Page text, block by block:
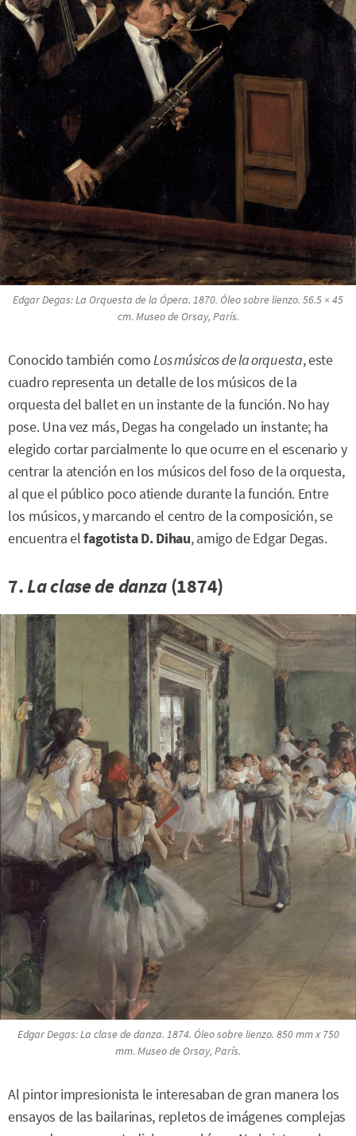
Edgar Degas:La Orquesta de la Ópera. 1870. Óleo sobre lienzo. 56.5 × 45
cm. Museo de Orsay, París.
Conocido también comoLos músicos de la orquesta, este
cuadro representa un detalle de los músicos de la
orquesta del ballet en un instante de la función. No hay
pose. Una vez más, Degas ha congelado un instante; ha
elegido cortar parcialmente lo que ocurre en el escenario y
centrar la atención en los músicos del foso de la orquesta,
al que el público poco atiende durante la función. Entre
los músicos, y marcando el centro de la composición, se
encuentra elfagotista D. Dihau, amigo de Edgar Degas.
7.La clase de danza(1874)
Edgar Degas:La clase de danza. 1874. Óleo sobre lienzo. 850 mm x 750
mm. Museo de Orsay, París.
Al pintor impresionista le interesaban de gran manera los
ensayos de las bailarinas, repletos de imágenes complejas